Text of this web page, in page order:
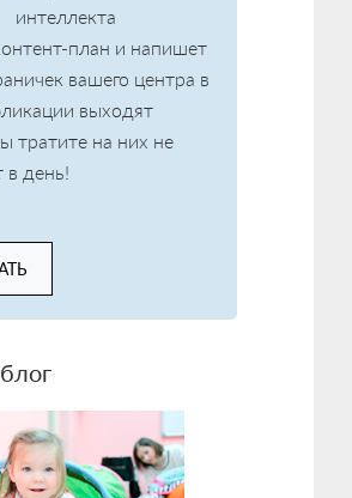
интеллекта
план и напишет
вашего центра в
выходят
тратите на них не
в день!